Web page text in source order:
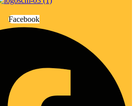
Facebook